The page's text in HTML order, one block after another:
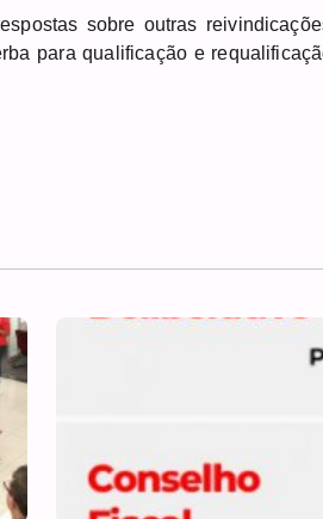
sobre outras
para qualificação e